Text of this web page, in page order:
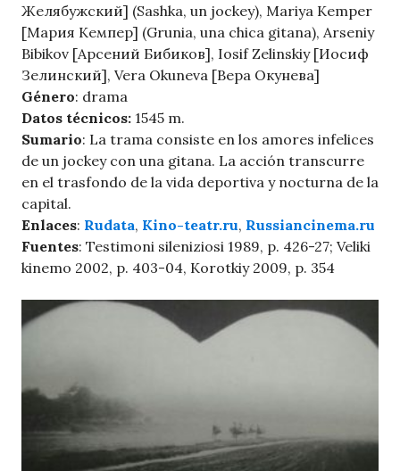
Желябужский] (Sashka, un jockey), Mariya Kemper
[Мария Кемпер] (Grunia, una chica gitana), Arseniy
Bibikov [Арсений Бибиков], Iosif Zelinskiy [Иосиф
Зелинский], Vera Okuneva [Вера Окунева]
Género: drama
Datos técnicos: 1545 m.
Sumario: La trama consiste en los amores infelices
de un jockey con una gitana. La acción transcurre
en el trasfondo de la vida deportiva y nocturna de la
capital.
Enlaces: Rudata, Kino-teatr.ru, Russiancinema.ru
Fuentes: Testimoni sileniziosi 1989, p. 426-27; Veliki
kinemo 2002, p. 403-04, Korotkiy 2009, p. 354